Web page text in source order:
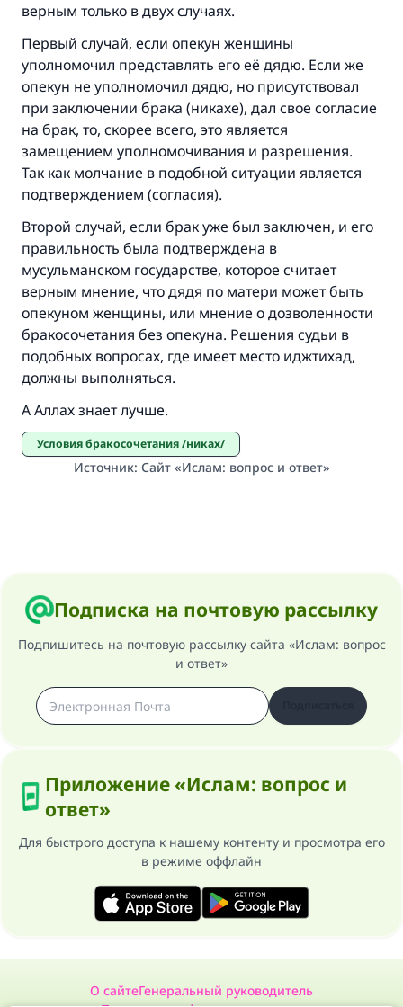
верным только в двух случаях.
Первый случай, если опекун женщины
уполномочил представлять его её дядю. Если же
опекун не уполномочил дядю, но присутствовал
при заключении брака (никахе), дал свое согласие
на брак, то, скорее всего, это является
замещением уполномочивания и разрешения.
Так как молчание в подобной ситуации является
подтверждением (согласия).
Второй случай, если брак уже был заключен, и его
правильность была подтверждена в
мусульманском государстве, которое считает
верным мнение, что дядя по матери может быть
опекуном женщины, или мнение о дозволенности
бракосочетания без опекуна. Решения судьи в
подобных вопросах, где имеет место иджтихад,
должны выполняться.
А Аллах знает лучше.
Условия бракосочетания /никах/
Источник: Сайт «Ислам: вопрос и ответ»
Подписка на почтовую рассылку
Подпишитесь на почтовую рассылку сайта «Ислам: вопрос
и ответ»
Приложение «Ислам: вопрос и
ответ»
Для быстрого доступа к нашему контенту и просмотра его
в режиме оффлайн
О сайтеГенеральный руководитель